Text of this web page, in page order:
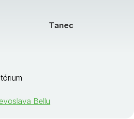
Tanec
Bellu